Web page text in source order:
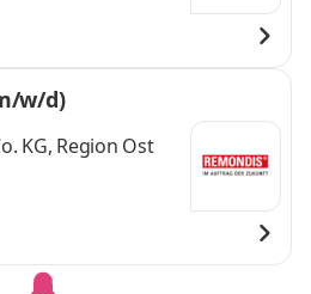
w/d)
KG, Region Ost